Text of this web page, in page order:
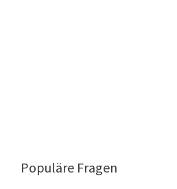
Populäre Fragen